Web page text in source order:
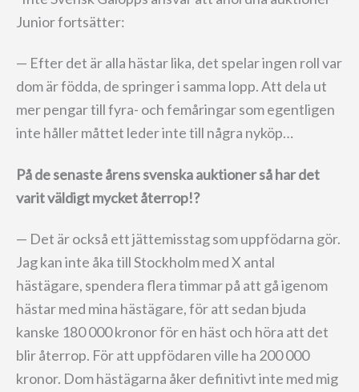
Junior fortsätter:
— Efter det är alla hästar lika, det spelar ingen roll var
dom är födda, de springer i samma lopp. Att dela ut
mer pengar till fyra- och femåringar som egentligen
inte håller måttet leder inte till några nyköp…
På de senaste årens svenska auktioner så har det
varit väldigt mycket återrop!?
— Det är också ett jättemisstag som uppfödarna gör.
Jag kan inte åka till Stockholm med X antal
hästägare, spendera flera timmar på att gå igenom
hästar med mina hästägare, för att sedan bjuda
kanske 180 000 kronor för en häst och höra att det
blir återrop. För att uppfödaren ville ha 200 000
kronor. Dom hästägarna åker definitivt inte med mig